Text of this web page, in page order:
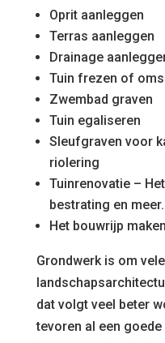
Oprit aanleggen
Terras aanleggen
Drainage
Tuin frezen of
Zwembad graven
Tuin egaliseren
Sleufgraven voor
riolering
Tuinrenovatie –
bestrating en meer.
Het bouwrijp
Grondwerk is om
dat volgt veel beter
tevoren al een